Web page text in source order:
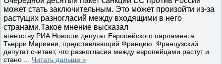
может стать заключительным. Это может произойти из-за
растущих разногласий между входящими в него
странами.Такое мнение высказал
агентству РИА Новости депутат Европейского парламента
Тьерри Мариани, представляющий Францию. Французский
депутат считает, что разногласия между европейцами растут и
стано
Читать дальше »